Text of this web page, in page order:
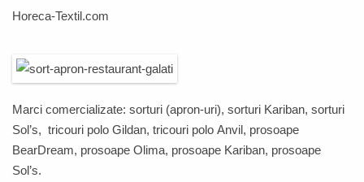
Horeca-Textil.com
Marci comercializate: sorturi (apron-uri), sorturi Kariban, sorturi
Sol’s, tricouri polo Gildan, tricouri polo Anvil, prosoape
BearDream, prosoape Olima, prosoape Kariban, prosoape
Sol’s.